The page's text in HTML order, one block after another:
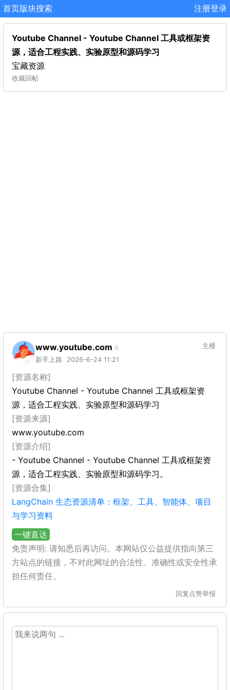
首页版块搜索 注册登录
Youtube Channel - Youtube Channel 工具或框架资
源，适合工程实践、实验原型和源码学习
宝藏资源
收藏回帖
www.youtube.com
新手上路 2026-6-24 11:21
主楼
[资源名称]
Youtube Channel - Youtube Channel 工具或框架资
源，适合工程实践、实验原型和源码学习
[资源来源]
www.youtube.com
[资源介绍]
- Youtube Channel - Youtube Channel 工具或框架资
源，适合工程实践、实验原型和源码学习。
[资源合集]
LangChain 生态资源清单：框架、工具、智能体、项目
与学习资料
一键直达
免责声明: 请知悉后再访问。本网站仅公益提供指向第三
方站点的链接，不对此网址的合法性、准确性或安全性承
担任何责任。
回复 点赞举报